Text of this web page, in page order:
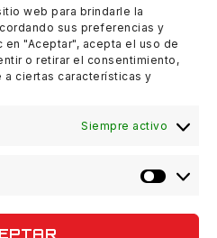
web para brindarle la
sus preferencias y
"Aceptar", acepta el uso de
o retirar el consentimiento,
ciertas características y
Siempre activo